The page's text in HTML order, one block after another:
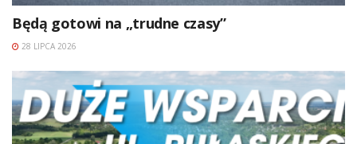
Będą gotowi na „trudne czasy”
28 LIPCA 2026